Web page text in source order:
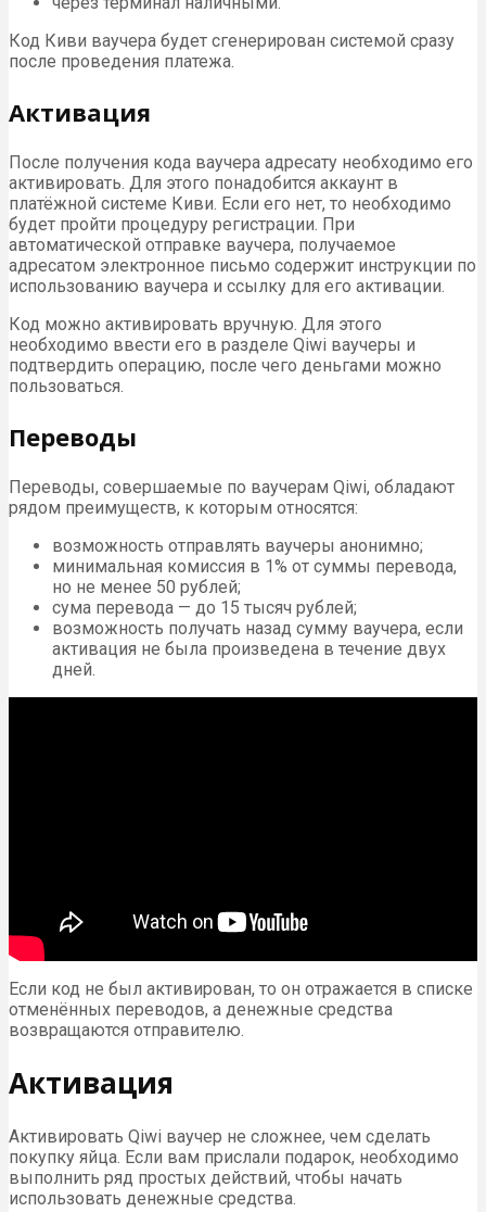
Код Киви ваучера будет сгенерирован системой сразу
после проведения платежа.
Активация
После получения кода ваучера адресату необходимо его
активировать. Для этого понадобится аккаунт в
платёжной системе Киви. Если его нет, то необходимо
будет пройти процедуру регистрации. При
автоматической отправке ваучера, получаемое
адресатом электронное письмо содержит инструкции по
использованию ваучера и ссылку для его активации.
Код можно активировать вручную. Для этого
необходимо ввести его в разделе Qiwi ваучеры и
подтвердить операцию, после чего деньгами можно
пользоваться.
Переводы
Переводы, совершаемые по ваучерам Qiwi, обладают
рядом преимуществ, к которым относятся:
возможность отправлять ваучеры анонимно;
минимальная комиссия в 1% от суммы перевода,
но не менее 50 рублей;
сума перевода — до 15 тысяч рублей;
возможность получать назад сумму ваучера, если
активация не была произведена в течение двух
дней.
Если код не был активирован, то он отражается в списке
отменённых переводов, а денежные средства
возвращаются отправителю.
Активация
Активировать Qiwi ваучер не сложнее, чем сделать
покупку яйца. Если вам прислали подарок, необходимо
выполнить ряд простых действий, чтобы начать
использовать денежные средства.